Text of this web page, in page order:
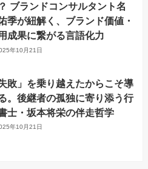
ブランドコンサルタント名
季が紐解く、ブランド価値・
成果に繋がる言語化力
年10月21日
失敗」を乗り越えたからこそ導
。後継者の孤独に寄り添う行
士・坂本将栄の伴走哲学
年10月21日